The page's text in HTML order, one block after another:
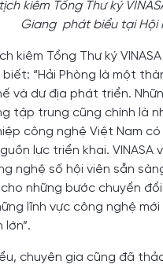
kiêm Tổng Thư ký
Giang phát biểu tại Hội
kiêm Tổng Thư ký
“Hải Phòng là một
và dư địa phát triển.
tập trung cũng chính là
công nghệ Việt Nam có
lực triển khai. VINASA
nghệ số hội viên sẵn
cho những bước chuyển
lĩnh vực công nghệ
lớn”.
chuyên gia cũng đã